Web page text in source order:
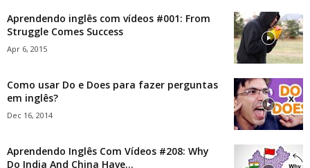
Aprendendo inglês com vídeos #001: From
Struggle Comes Success
Apr 6, 2015
Como usar Do e Does para fazer perguntas
em inglês?
Dec 16, 2014
Aprendendo Inglês Com Vídeos #208: Why
Do India And China Have...